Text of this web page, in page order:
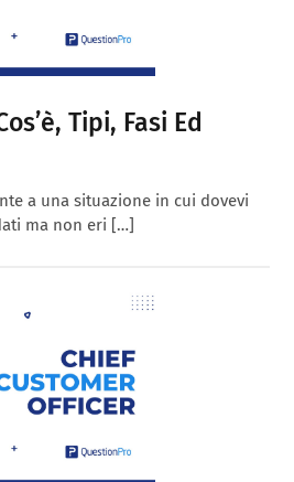
Tipi, Fasi Ed
a una situazione in cui dovevi
ma non eri […]